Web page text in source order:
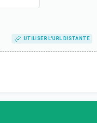
UTILISER L'URL DISTANTE